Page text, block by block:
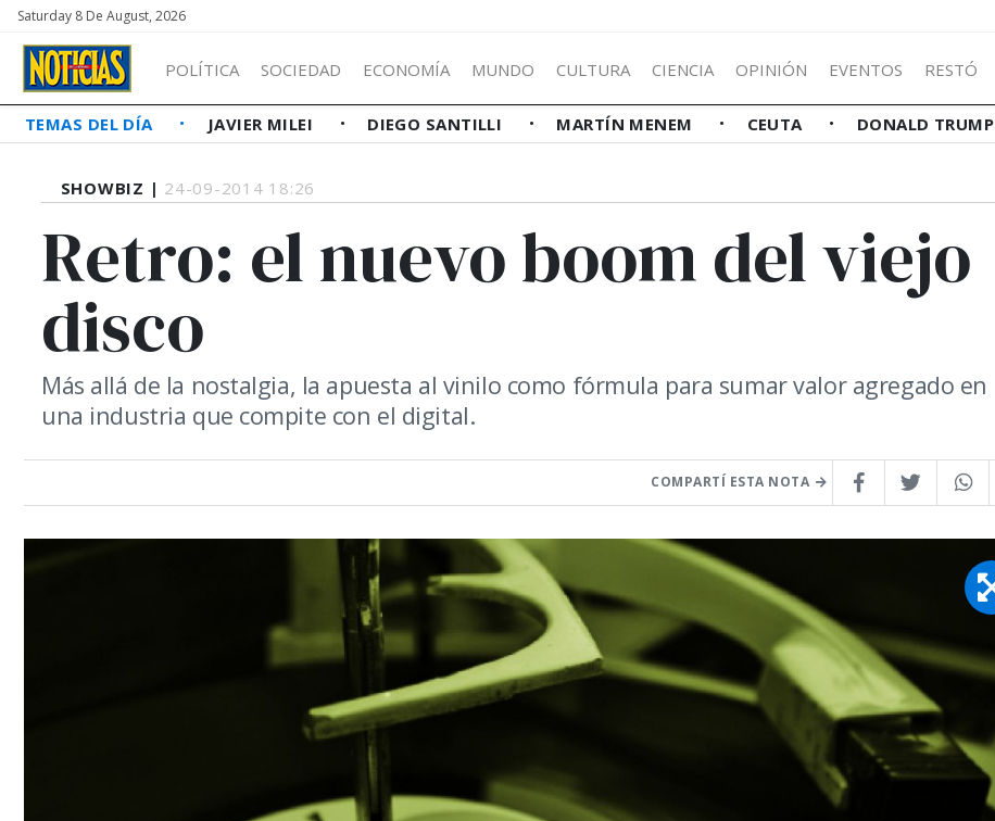
Saturday 8 De August, 2026
POLÍTICA SOCIEDAD ECONOMÍA MUNDO CULTURA CIENCIA OPINIÓN EVENTOS RESTÓ
TEMAS DEL DÍA JAVIER MILEI DIEGO SANTILLI MARTÍN MENEM CEUTA DONALD TRUMP
SHOWBIZ | 24-09-2014 18:26
Retro: el nuevo boom del viejo
disco
Más allá de la nostalgia, la apuesta al vinilo como fórmula para sumar valor agregado en
una industria que compite con el digital.
COMPARTÍ ESTA NOTA